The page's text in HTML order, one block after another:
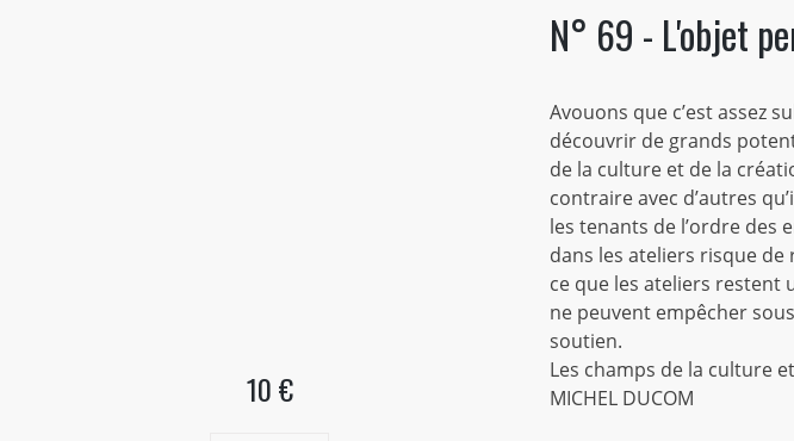
10 €
N° 69 - L'objet
Avouons que c’est assez
découvrir de grands
de la culture et de la
contraire avec d’autres
les tenants de l’ordre des
dans les ateliers risque de
ce que les ateliers restent
ne peuvent empêcher
soutien.
Les champs de la culture
MICHEL DUCOM